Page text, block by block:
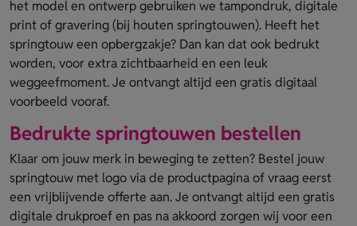
het model en ontwerp gebruiken we tampondruk, digitale
print of gravering (bij houten springtouwen). Heeft het
springtouw een opbergzakje? Dan kan dat ook bedrukt
worden, voor extra zichtbaarheid en een leuk
weggeefmoment. Je ontvangt altijd een gratis digitaal
voorbeeld vooraf.
Bedrukte springtouwen bestellen
Klaar om jouw merk in beweging te zetten? Bestel jouw
springtouw met logo via de productpagina of vraag eerst
een vrijblijvende offerte aan. Je ontvangt altijd een gratis
digitale drukproef en pas na akkoord zorgen wij voor een